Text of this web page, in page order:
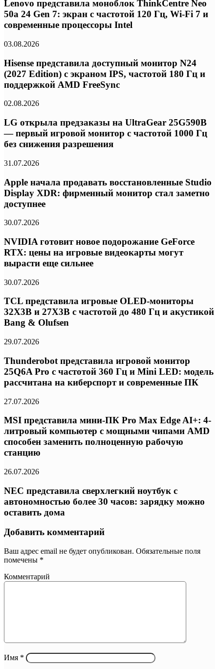
Lenovo представила моноблок ThinkCentre Neo
50a 24 Gen 7: экран с частотой 120 Гц, Wi-Fi 7 и
современные процессоры Intel
03.08.2026
Hisense представила доступный монитор N24
(2027 Edition) с экраном IPS, частотой 180 Гц и
поддержкой AMD FreeSync
02.08.2026
LG открыла предзаказы на UltraGear 25G590B
— первый игровой монитор с частотой 1000 Гц
без снижения разрешения
31.07.2026
Apple начала продавать восстановленные Studio
Display XDR: фирменный монитор стал заметно
доступнее
30.07.2026
NVIDIA готовит новое подорожание GeForce
RTX: цены на игровые видеокарты могут
вырасти еще сильнее
30.07.2026
TCL представила игровые OLED-мониторы
32X3B и 27X3B с частотой до 480 Гц и акустикой
Bang & Olufsen
29.07.2026
Thunderobot представила игровой монитор
25Q6A Pro с частотой 360 Гц и Mini LED: модель
рассчитана на киберспорт и современные ПК
27.07.2026
MSI представила мини-ПК Pro Max Edge AI+: 4-
литровый компьютер с мощными чипами AMD
способен заменить полноценную рабочую
станцию
26.07.2026
NEC представила сверхлегкий ноутбук с
автономностью более 30 часов: зарядку можно
оставить дома
Добавить комментарий
Ваш адрес email не будет опубликован. Обязательные поля
помечены *
Комментарий
Имя *